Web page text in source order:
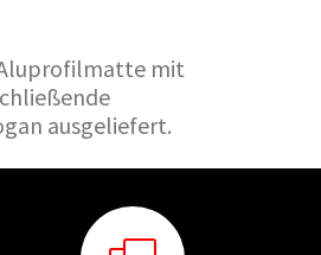
mit
ausgeliefert.